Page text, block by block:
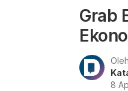
Grab
Oleh
8